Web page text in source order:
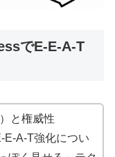
でE-E-A-T
と権威性
E-A-T強化につい